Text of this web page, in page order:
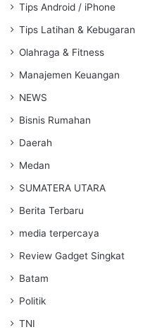
Tips Android / iPhone
Tips Latihan & Kebugaran
Olahraga & Fitness
Manajemen Keuangan
NEWS
Bisnis Rumahan
Daerah
Medan
SUMATERA UTARA
Berita Terbaru
media terpercaya
Review Gadget Singkat
Batam
Politik
TNI